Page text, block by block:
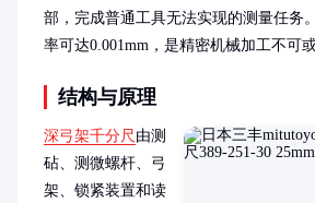
部，完成普通工具无法实现的测量任务
率可达0.001mm，是精密机械加工不可
结构与原理
深弓架千分尺 由测
砧、测微螺杆、弓
架、锁紧装置和读